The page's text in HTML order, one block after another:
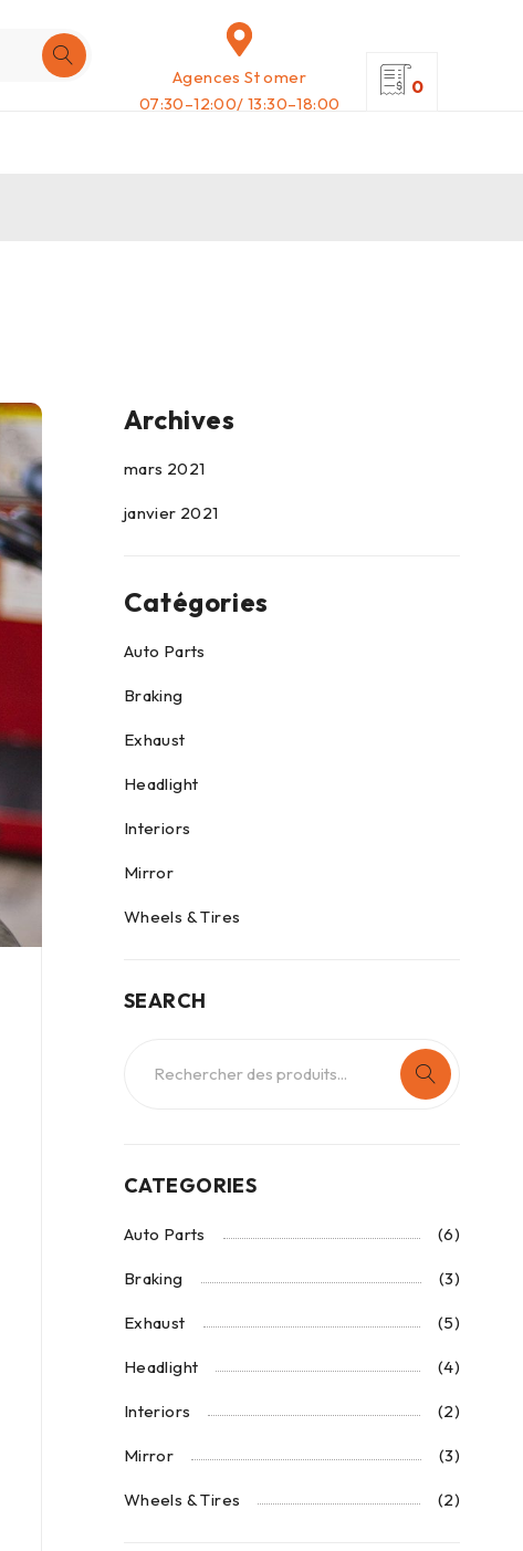
Agences St omer
07:30–12:00/ 13:30–18:00
0
Archives
mars 2021
janvier 2021
Catégories
Auto Parts
Braking
Exhaust
Headlight
Interiors
Mirror
Wheels & Tires
SEARCH
CATEGORIES
Auto Parts (6)
Braking (3)
Exhaust (5)
Headlight (4)
Interiors (2)
Mirror (3)
Wheels & Tires (2)